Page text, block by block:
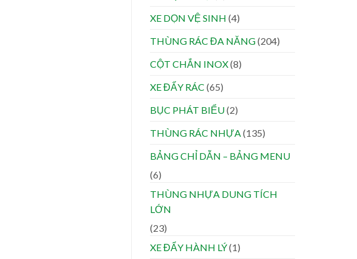
XE DỌN VỆ SINH (4)
THÙNG RÁC ĐA NĂNG(204)
CỘT CHẮN INOX(8)
XE ĐẨY RÁC (65)
BỤC PHÁT BIỂU(2)
THÙNG RÁC NHỰA(135)
BẢNG CHỈ DẪN – BẢNG MENU
(6)
THÙNG NHỰA DUNG TÍCH
LỚN
(23)
XE ĐẨY HÀNH LÝ(1)